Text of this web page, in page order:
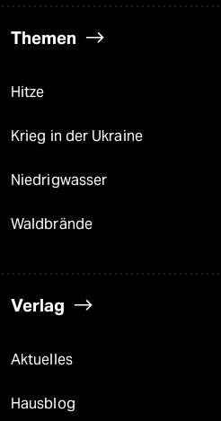
Themen
Hitze
Krieg in der Ukraine
Niedrigwasser
Waldbrände
Verlag
Aktuelles
Hausblog